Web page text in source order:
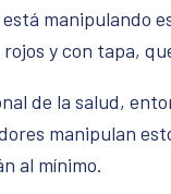
manipulando
y con tapa,
de la salud,
manipulan
al mínimo.